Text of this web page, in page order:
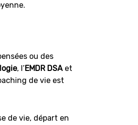
ou des
, l’EMDR DSA et
de vie est
de vie, départ en